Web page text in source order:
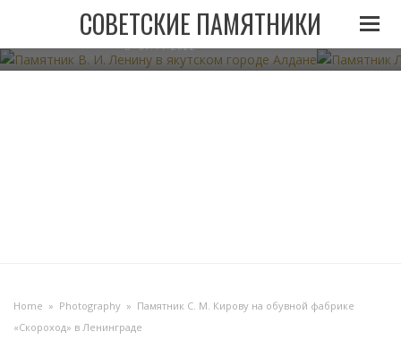
СОВЕТСКИЕ ПАМЯТНИКИ
ПАМЯТНИК В. И. ЛЕНИНУ В ЯКУТСКОМ ГОРОДЕ
АЛДАНЕ
07.11.2022
Home » Photography » Памятник С. М. Кирову на обувной фабрике
«Скороход» в Ленинграде